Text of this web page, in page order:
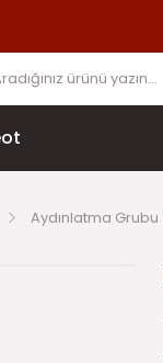
Aydınlatma Grubu